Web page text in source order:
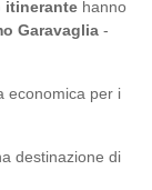
itinerante hanno
Garavaglia -
economica per i
destinazione di